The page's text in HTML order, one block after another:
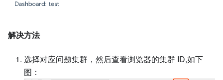
解决方法
选择对应问题集群，然后查看浏览器的集群 ID,如下
图：